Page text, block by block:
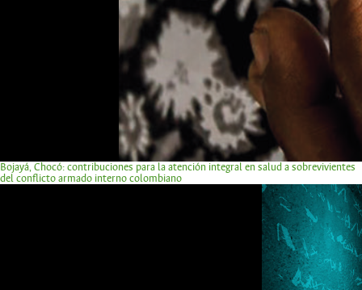
Bojayá, Chocó: contribuciones para la atención integral en salud a sobrevivientes
del conflicto armado interno colombiano